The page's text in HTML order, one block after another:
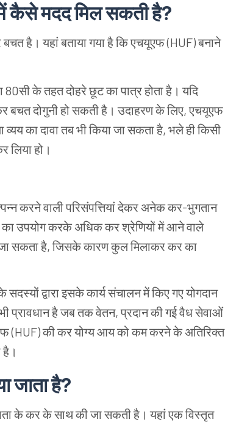
कैसेमददमिलसकतीहै?
बचतहै। यहांबतायागयाहैकिएचयूएफ (HUF) बनाने
80सीकेतहतदोहरेछूटकापात्रहोताहै। यदि
बचतदोगुनीहोसकतीहै। उदाहरणकेलिए, एचयूएफ
व्ययकादावातबभीकियाजासकताहै, भलेहीकिसी
लियाहो।
करनेवालीपरिसंपत्तियांदेकरअनेककर-भुगतान
काउपयोगकरकेअधिककरश्रेणियोंमेंआनेवाले
सकताहै, जिसकेकारणकुलमिलाकरकरका
सदस्योंद्वाराइसकेकार्यसंचालनमेंकिएगएयोगदान
प्रावधानहैजबतकवेतन, प्रदानकीगईवैधसेवाओं
(HUF) कीकरयोग्यआयकोकमकरनेकेअतिरिक्त
है।
जाताहै?
केकरकेसाथकीजासकतीहै। यहांएकविस्तृत